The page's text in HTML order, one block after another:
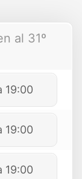
al 31º
19:00
19:00
19:00